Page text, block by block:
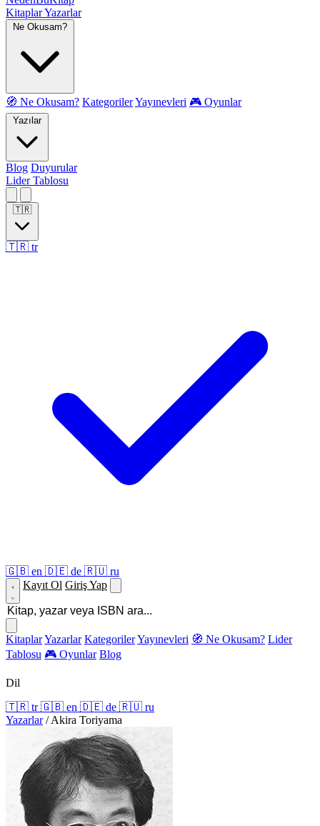
KitaplarYazarlar
Ne Okusam?
🧭 Ne Okusam? KategorilerYayınevleri 🎮 Oyunlar
Yazılar
Blog Duyurular
Lider Tablosu
🇹🇷
🇹🇷 tr
🇬🇧 en 🇩🇪 de 🇷🇺 ru
Kayıt Ol Giriş Yap
KitaplarYazarlar KategorilerYayınevleri 🧭 Ne Okusam? Lider
Tablosu 🎮 Oyunlar Blog
Dil
🇹🇷 tr 🇬🇧 en 🇩🇪 de 🇷🇺 ru
Yazarlar / Akira Toriyama